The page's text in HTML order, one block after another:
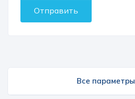
Отправить
Все параметры